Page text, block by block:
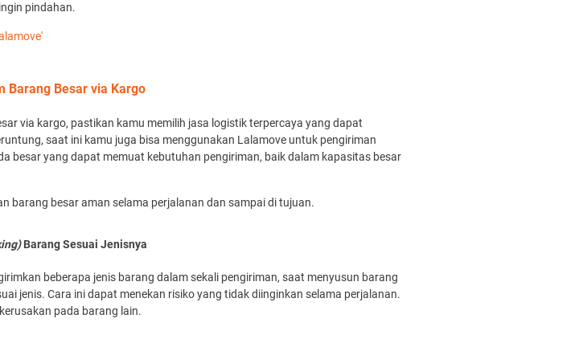
pindahan.
Barang Besar via Kargo
via kargo, pastikan kamu memilih jasa logistik terpercaya yang dapat
saat ini kamu juga bisa menggunakan Lalamove untuk pengiriman
besar yang dapat memuat kebutuhan pengiriman, baik dalam kapasitas besar
barang besar aman selama perjalanan dan sampai di tujuan.
Barang Sesuai Jenisnya
beberapa jenis barang dalam sekali pengiriman, saat menyusun barang
jenis. Cara ini dapat menekan risiko yang tidak diinginkan selama perjalanan.
pada barang lain.